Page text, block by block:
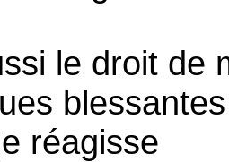
le droit de
blessantes
réagisse